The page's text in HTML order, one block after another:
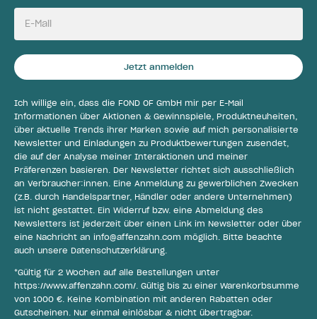
E-Mail
Jetzt anmelden
Ich willige ein, dass die FOND OF GmbH mir per E-Mail
Informationen über Aktionen & Gewinnspiele, Produktneuheiten,
über aktuelle Trends ihrer Marken sowie auf mich personalisierte
Newsletter und Einladungen zu Produktbewertungen zusendet,
die auf der Analyse meiner Interaktionen und meiner
Präferenzen basieren. Der Newsletter richtet sich ausschließlich
an Verbraucher:innen. Eine Anmeldung zu gewerblichen Zwecken
(z.B. durch Handelspartner, Händler oder andere Unternehmen)
ist nicht gestattet. Ein Widerruf bzw. eine Abmeldung des
Newsletters ist jederzeit über einen Link im Newsletter oder über
eine Nachricht an info@affenzahn.com möglich. Bitte beachte
auch unsere Datenschutzerklärung.
*Gültig für 2 Wochen auf alle Bestellungen unter
https://www.affenzahn.com/. Gültig bis zu einer Warenkorbsumme
von 1000 €. Keine Kombination mit anderen Rabatten oder
Gutscheinen. Nur einmal einlösbar & nicht übertragbar.